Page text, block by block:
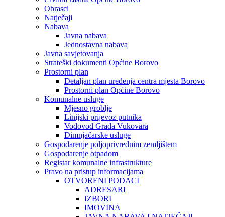
Obrasci
Natječaji
Nabava
Javna nabava
Jednostavna nabava
Javna savjetovanja
Strateški dokumenti Općine Borovo
Prostorni plan
Detaljan plan uređenja centra mjesta Borovo
Prostorni plan Općine Borovo
Komunalne usluge
Mjesno groblje
Linijski prijevoz putnika
Vodovod Grada Vukovara
Dimnjačarske usluge
Gospodarenje poljoprivrednim zemljištem
Gospodarenje otpadom
Registar komunalne infrastrukture
Pravo na pristup informacijama
OTVORENI PODACI
ADRESARI
IZBORI
IMOVINA